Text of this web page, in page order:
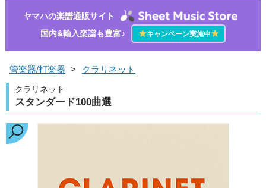
ヤマハの楽譜通販サイト
国内&輸入楽譜も豊富♪
★キャンペーン実施中★
管楽器/打楽器 > クラリネット
クラリネット
スタンダード100曲選